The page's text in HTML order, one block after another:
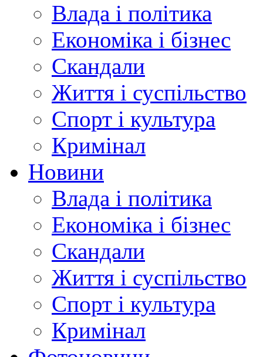
Влада і політика
Економіка і бізнес
Скандали
Життя і суспільство
Спорт і культура
Кримінал
Новини
Влада і політика
Економіка і бізнес
Скандали
Життя і суспільство
Спорт і культура
Кримінал